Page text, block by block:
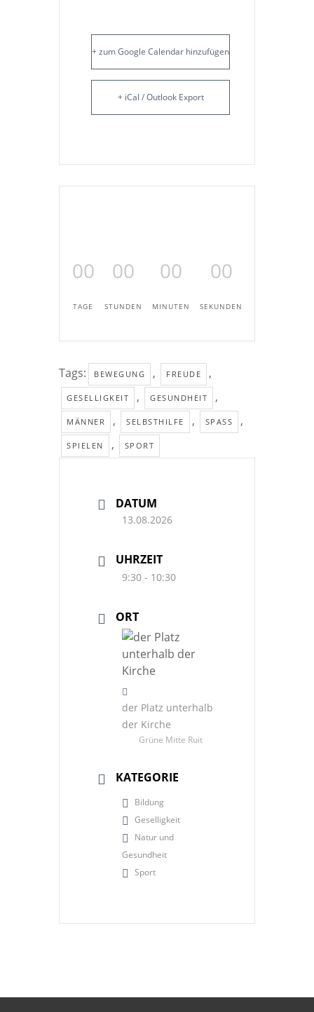
+ zum Google Calendar hinzufügen
+ iCal / Outlook Export
00
TAGE
00
STUNDEN
00
MINUTEN
00
SEKUNDEN
Tags: BEWEGUNG , FREUDE ,
GESELLIGKEIT , GESUNDHEIT ,
MÄNNER , SELBSTHILFE , SPASS ,
SPIELEN , SPORT
DATUM
13.08.2026
UHRZEIT
9:30 - 10:30
ORT
der Platz unterhalb
der Kirche
Grüne Mitte Ruit
KATEGORIE
Bildung
Geselligkeit
Natur und
Gesundheit
Sport